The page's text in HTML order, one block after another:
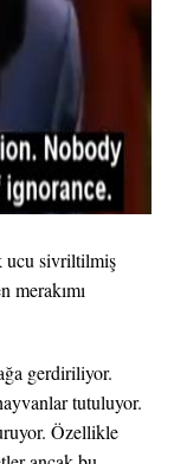
ucu sivriltilmiş
merakımı
gerdiriliyor.
tutuluyor.
Özellikle